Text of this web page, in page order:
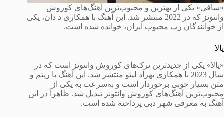
«ساقی» یکی از بهترین و محبوب‌ترین آهنگ‌های کوروش
وانتونز که در 2022 منتشر شد. این آهنگ با همکاری د دان، یکی
از خوانندگان رپ محبوب ایران، خوانده شده است.
یالا
«یالا» یکی از جدیدترین ترک‌های کوروش وانتونز است که در
سال 2023 با همکاری بهزاد لیتو منتشر شد. این آهنگ با ریتم و
متن بسیار خوبی برخوردار است و به‌سرعت به یکی از
محبوب‌ترین آهنگ‌های کوروش وانتونز تبدیل شد. ظاهراً در این
آهنگ به معرفی شهر دبی پرداخته شده است.